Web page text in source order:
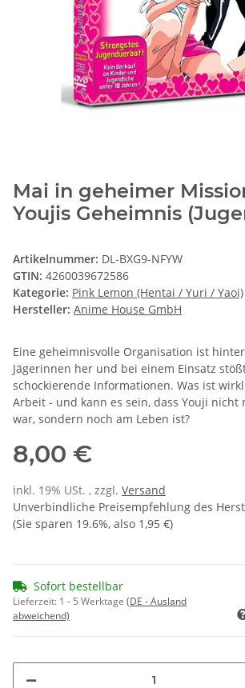
Mai in geheimer
Youjis Geheimnis
Artikelnummer: DL-BXG9-NFYW
GTIN: 4260039672586
Kategorie: Pink Lemon (Hentai / Yuri / Yaoi)
Hersteller: Anime House GmbH
Eine geheimnisvolle Organisation ist
Jägerinnen her und bei einem Einsatz
schockierende Informationen. Was ist
Arbeit - und kann es sein, dass Youji nicht
war, sondern noch am Leben ist?
8,00 €
inkl. 19% USt. , zzgl. Versand
Unverbindliche Preisempfehlung des
(Sie sparen 19.6%, also 1,95 €)
Sofort bestellbar
Lieferzeit: 1 - 5 Werktage (DE - Ausland
abweichend)